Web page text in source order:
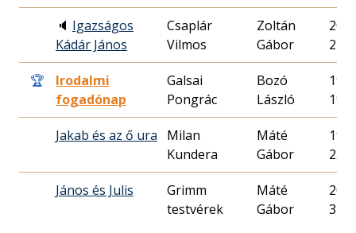
🔈 Igazságos
Kádár János
Csaplár
Vilmos
Zoltán
Gábor
27.
🏆
Irodalmi
fogadónap
Galsai
Pongrác
Bozó
László
19.
Jakab és az ő ura
Milan
Kundera
Máté
Gábor
25.
János és Julis
Grimm
testvérek
Máté
Gábor
31.